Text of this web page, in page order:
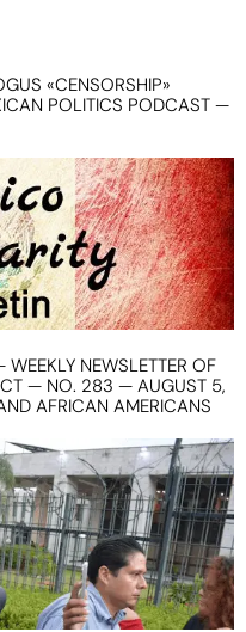
«CENSORSHIP»
POLITICS PODCAST —
NEWSLETTER OF
— NO. 283 — AUGUST 5,
AFRICAN AMERICANS